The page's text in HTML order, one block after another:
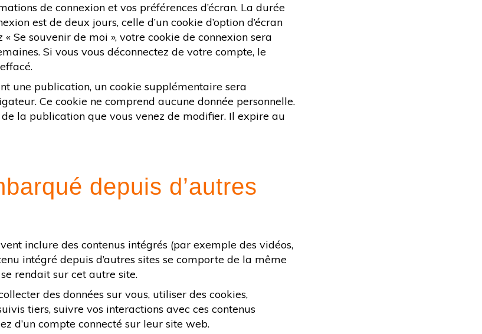
de connexion et vos préférences d’écran. La durée
est de deux jours, celle d’un cookie d’option d’écran
« Se souvenir de moi », votre cookie de connexion sera
Si vous vous déconnectez de votre compte, le
une publication, un cookie supplémentaire sera
Ce cookie ne comprend aucune donnée personnelle.
la publication que vous venez de modifier. Il expire au
depuis d’autres
inclure des contenus intégrés (par exemple des vidéos,
intégré depuis d’autres sites se comporte de la même
rendait sur cet autre site.
des données sur vous, utiliser des cookies,
tiers, suivre vos interactions avec ces contenus
d’un compte connecté sur leur site web.